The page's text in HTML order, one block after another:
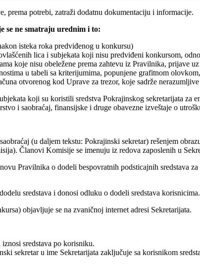
prema potrebi, zatraži dodatnu dokumentaciju i informacije.
se ne smatraju urednim i to:
isteka roka predviđenog u konkursu)
lica i subjekata koji nisu predviđeni konkursom,
koje nisu obeležene prema zahtevu iz Pravilnika, prijave
u tabeli sa kriterijumima, popunjene grafitnom
otvorenog kod Uprave za trezor, koje sadrže
koji su koristili sredstva Pokrajinskog sekretarijata za
i saobraćaj, finansijske i druge obavezne izveštaje o
(u daljem tekstu: Pokrajinski sekretar) rešenjem
Članovi Komisije se imenuju iz redova zaposlenih u
Pravilnika o dodeli bespovratnih podsticajnih sredstava
sredstava i donosi odluku o dodeli sredstava
objavljuje se na zvaničnoj internet adresi Sekretarijata.
sredstava po korisniku.
sekretar u ime Sekretarijata zaključuje sa korisnikom